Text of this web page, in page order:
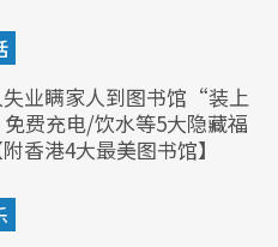
失业瞒家人到图书馆“装上
费充电/饮水等5大隐藏福
香港4大最美图书馆】